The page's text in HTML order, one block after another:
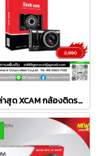
รุ่นใหม่ล่าสุด XCAM กล้องติดรถยนต์ รุ่น X1pro 4k